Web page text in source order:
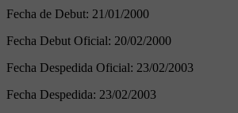
Fecha de Debut: 21/01/2000
Fecha Debut Oficial: 20/02/2000
Fecha Despedida Oficial: 23/02/2003
Fecha Despedida: 23/02/2003